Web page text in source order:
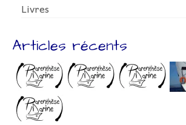
Livres
Articles récents